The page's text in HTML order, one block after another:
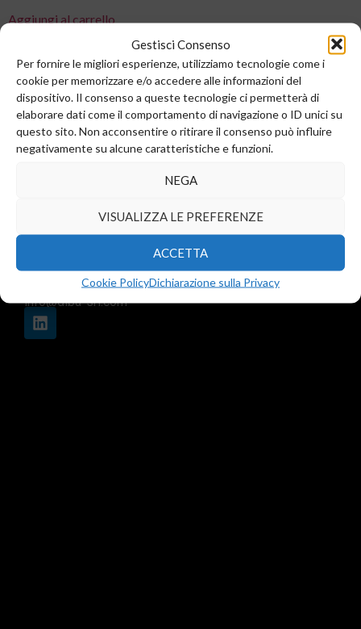
Gestisci Consenso
Per fornire le migliori esperienze, utilizziamo tecnologie come i
cookie per memorizzare e/o accedere alle informazioni del
dispositivo. Il consenso a queste tecnologie ci permetterà di
elaborare dati come il comportamento di navigazione o ID unici su
questo sito. Non acconsentire o ritirare il consenso può influire
negativamente su alcune caratteristiche e funzioni.
NEGA
VISUALIZZA LE PREFERENZE
ACCETTA
Cookie PolicyDichiarazione sulla Privacy
Aggiungi al carrello
F. +39 02 45508472
info@diba-srl.com